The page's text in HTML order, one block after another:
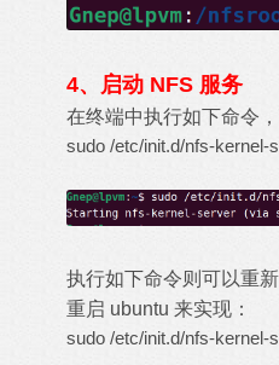
4、启动 NFS 服务
在终端中执行如下命令
sudo /etc/init.d/nfs-kernel-
执行如下命令则可以重
重启 ubuntu 来实现：
sudo /etc/init.d/nfs-kernel-